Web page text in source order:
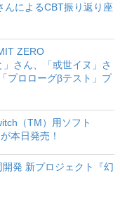
んによるCBT振り返り座
ZERO
さん、「或世イヌ」さ
プロローグβテスト」プ
（TM）用ソフト
本日発売！
発 新プロジェクト『幻